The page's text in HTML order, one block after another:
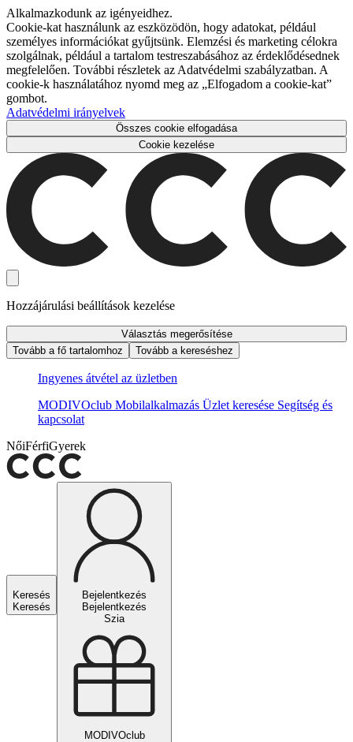
Alkalmazkodunk az igényeidhez.
Cookie-kat használunk az eszközödön, hogy adatokat, például
személyes információkat gyűjtsünk. Elemzési és marketing célokra
szolgálnak, például a tartalom testreszabásához az érdeklődésednek
megfelelően. További részletek az Adatvédelmi szabályzatban. A
cookie-k használatához nyomd meg az „Elfogadom a cookie-kat”
gombot.
Adatvédelmi irányelvek
Összes cookie elfogadása
Cookie kezelése
Hozzájárulási beállítások kezelése
Választás megerősítése
Tovább a fő tartalomhoz
Tovább a kereséshez
Ingyenes átvétel az üzletben
MODIVOclub Mobilalkalmazás Üzlet keresése Segítség és
kapcsolat
NőiFérfiGyerek
Keresés
Keresés
Bejelentkezés
Bejelentkezés
Szia
MODIVOclub